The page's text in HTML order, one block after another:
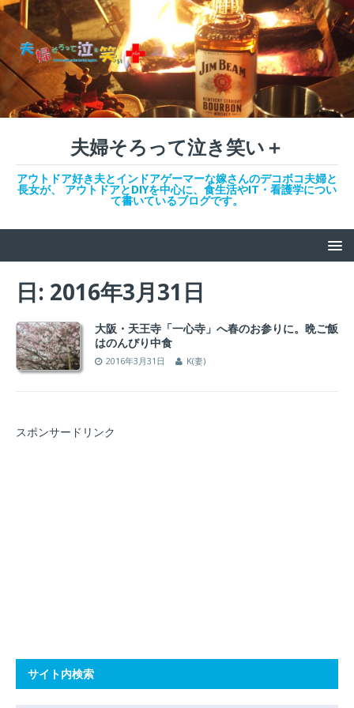
夫婦そろって泣き笑い＋
アウトドア好き夫とインドアゲーマーな嫁さんのデコボコ夫婦と
長女が、 アウトドアとDIYを中心に、食生活やIT・看護学につい
て書いているブログです。
日: 2016年3月31日
大阪・天王寺「一心寺」へ春のお参りに。晩ご飯
はのんびり中食
2016年3月31日 K(妻)
スポンサードリンク
サイト内検索